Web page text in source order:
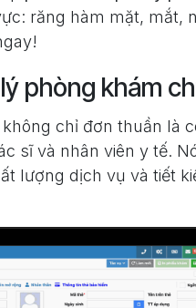
răng hàm mặt, mắt,
phòng khám
không chỉ đơn thuần là
sĩ và nhân viên y tế.
lượng dịch vụ và tiết